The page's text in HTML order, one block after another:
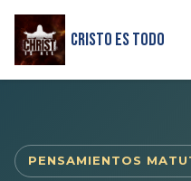
Cristo Es Todo
PENSAMIENTOS